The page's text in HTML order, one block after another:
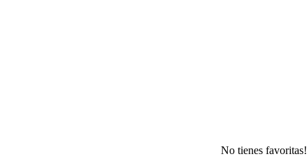
No tienes favoritas!